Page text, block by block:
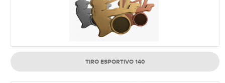
TIRO ESPORTIVO 140